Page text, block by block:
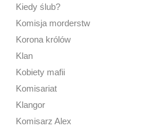
Kiedy ślub?
Komisja morderstw
Korona królów
Klan
Kobiety mafii
Komisariat
Klangor
Komisarz Alex